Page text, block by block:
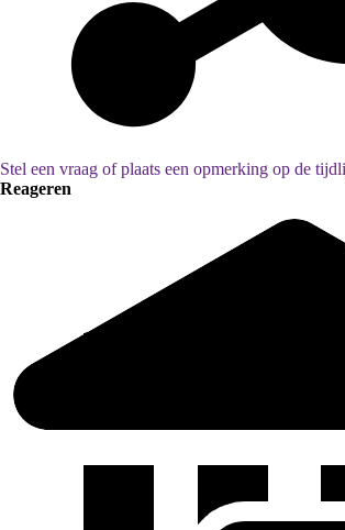
Stel een vraag of plaats een opmerking op de
Reageren